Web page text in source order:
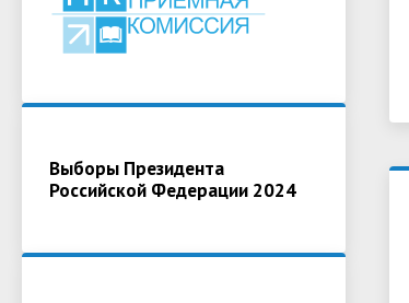
Выборы Президента
Российской Федерации 2024